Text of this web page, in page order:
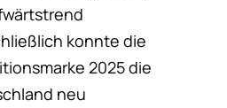
konnte die
2025 die
neu